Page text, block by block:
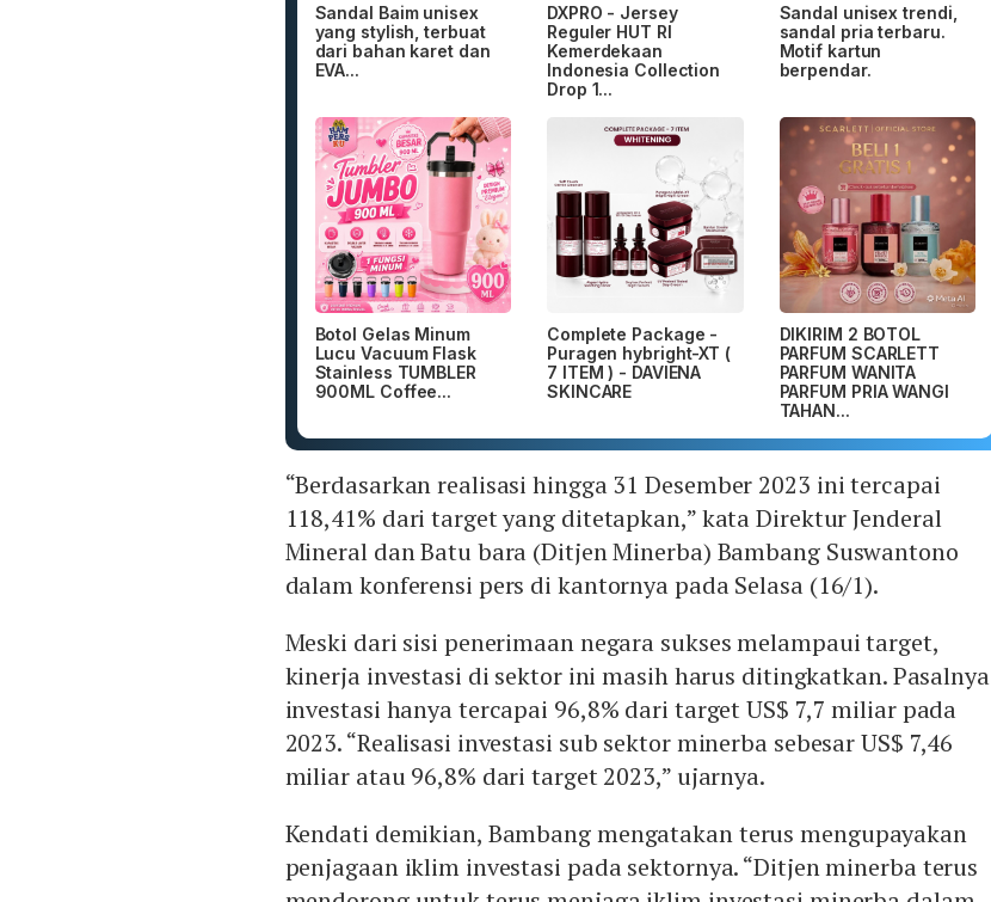
Sandal Baim unisex
yang stylish, terbuat
dari bahan karet dan
EVA...
DXPRO - Jersey
Reguler HUT RI
Kemerdekaan
Indonesia Collection
Drop 1...
Sandal unisex trendi,
sandal pria terbaru.
Motif kartun
berpendar.
Botol Gelas Minum
Lucu Vacuum Flask
Stainless TUMBLER
900ML Coffee...
Complete Package -
Puragen hybright-XT (
7 ITEM ) - DAVIENA
SKINCARE
DIKIRIM 2 BOTOL
PARFUM SCARLETT
PARFUM WANITA
PARFUM PRIA WANGI
TAHAN...
“Berdasarkan realisasi hingga 31 Desember 2023 ini tercapai
118,41% dari target yang ditetapkan,” kata Direktur Jenderal
Mineral dan Batu bara (Ditjen Minerba) Bambang Suswantono
dalam konferensi pers di kantornya pada Selasa (16/1).
Meski dari sisi penerimaan negara sukses melampaui target,
kinerja investasi di sektor ini masih harus ditingkatkan. Pasalnya
investasi hanya tercapai 96,8% dari target US$ 7,7 miliar pada
2023. “Realisasi investasi sub sektor minerba sebesar US$ 7,46
miliar atau 96,8% dari target 2023,” ujarnya.
Kendati demikian, Bambang mengatakan terus mengupayakan
penjagaan iklim investasi pada sektornya. “Ditjen minerba terus